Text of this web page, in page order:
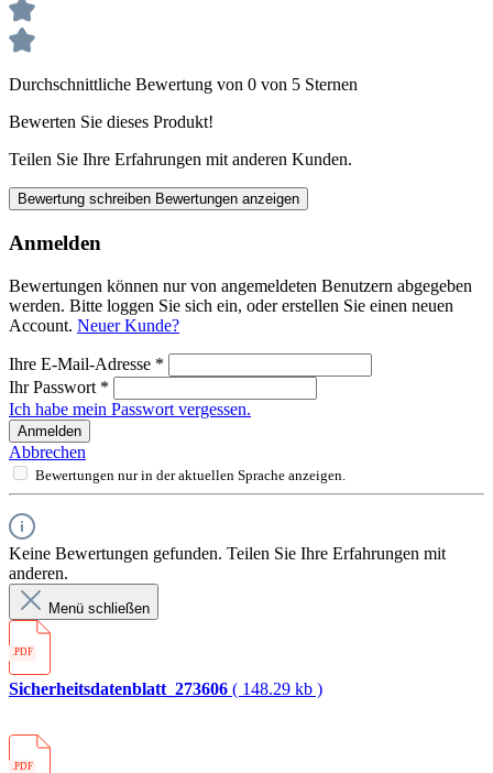
Durchschnittliche Bewertung von 0 von 5 Sternen
Bewerten Sie dieses Produkt!
Teilen Sie Ihre Erfahrungen mit anderen Kunden.
Bewertung schreiben Bewertungen anzeigen
Anmelden
Bewertungen können nur von angemeldeten Benutzern abgegeben
werden. Bitte loggen Sie sich ein, oder erstellen Sie einen neuen
Account. Neuer Kunde?
Ihre E-Mail-Adresse *
Ihr Passwort *
Ich habe mein Passwort vergessen.
Anmelden
Abbrechen
Bewertungen nur in der aktuellen Sprache anzeigen.
Keine Bewertungen gefunden. Teilen Sie Ihre Erfahrungen mit
anderen.
Menü schließen
.PDF
Sicherheitsdatenblatt_273606 ( 148.29 kb )
.PDF